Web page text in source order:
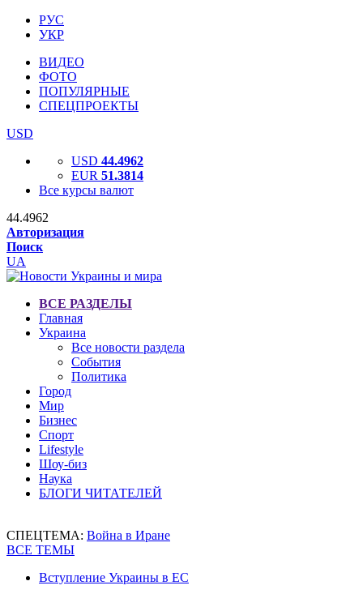
РУС
УКР
ВИДЕО
ФОТО
ПОПУЛЯРНЫЕ
СПЕЦПРОЕКТЫ
USD
USD 44.4962
EUR 51.3814
Все курсы валют
44.4962
Авторизация
Поиск
UA
ВСЕ РАЗДЕЛЫ
Главная
Украина
Все новости раздела
События
Политика
Город
Мир
Бизнес
Спорт
Lifestyle
Шоу-биз
Наука
БЛОГИ ЧИТАТЕЛЕЙ
СПЕЦТЕМА: Война в Иране
ВСЕ ТЕМЫ
Вступление Украины в ЕС